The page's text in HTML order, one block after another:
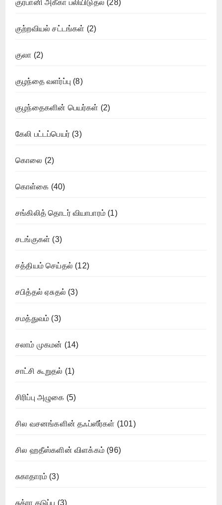
குர்பானி அகீகா பலியிடுதல் (28)
குற்றவியல் சட்டங்கள் (2)
குலா (2)
குழந்தை வளர்ப்பு (8)
குழந்தைகளின் பெயர்கள் (2)
கேலி பட்டப்பெயர் (3)
கொலை (2)
கொள்கை (40)
சங்கிலித் தொடர் வியாபாரம் (1)
சடங்குகள் (3)
சத்தியம் செய்தல் (12)
சபித்தல் ஏசுதல் (3)
சமத்துவம் (3)
சலாம் முகமன் (14)
சாட்சி கூறுதல் (1)
சிரிப்பு அழுகை (5)
சில வசனங்களின் தஃப்ஸீர்கள் (101)
சில ஹதீஸ்களின் விளக்கம் (96)
சுகாதாரம் (3)
சுத்ரா தடுப்பு (3)